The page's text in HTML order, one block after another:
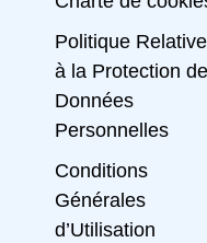
Politique Relative
à la Protection
Données
Personnelles
Conditions
Générales
d’Utilisation